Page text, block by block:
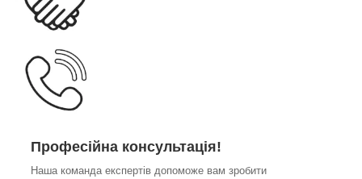
Професійна консультація!
Наша команда експертів допоможе вам зробити